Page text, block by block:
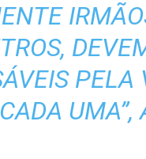
PELA
UMA”,